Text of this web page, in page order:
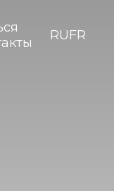
RUFR